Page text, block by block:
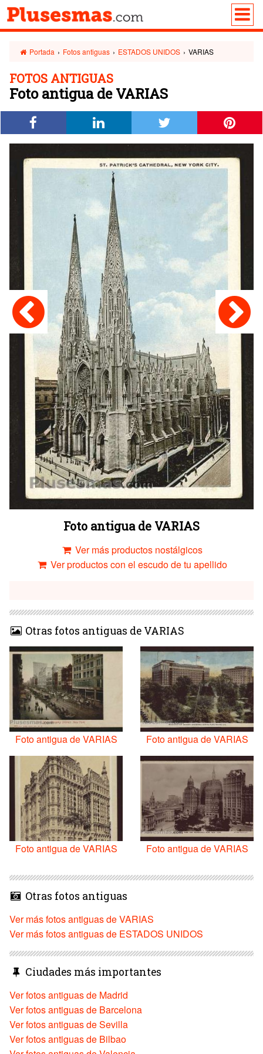
Portada › Fotos antiguas › ESTADOS UNIDOS › VARIAS
FOTOS ANTIGUAS
Foto antigua de VARIAS
Foto antigua de VARIAS
Ver más productos nostálgicos
Ver productos con el escudo de tu apellido
Otras fotos antiguas de VARIAS
Foto antigua de VARIAS Foto antigua de VARIAS
Foto antigua de VARIAS Foto antigua de VARIAS
Otras fotos antiguas
Ver más fotos antiguas de VARIAS
Ver más fotos antiguas de ESTADOS UNIDOS
Ciudades más importantes
Ver fotos antiguas de Madrid
Ver fotos antiguas de Barcelona
Ver fotos antiguas de Sevilla
Ver fotos antiguas de Bilbao